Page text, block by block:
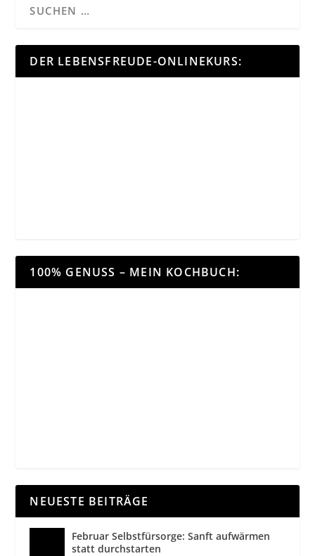
DER LEBENSFREUDE-ONLINEKURS:
100% GENUSS – MEIN KOCHBUCH:
NEUESTE BEITRÄGE
Februar Selbstfürsorge: Sanft aufwärmen
statt durchstarten